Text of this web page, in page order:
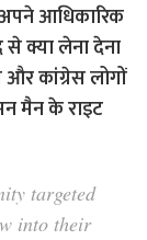
अपने आधिकारिक
से क्या लेना देना
कांग्रेस लोगों
मैन के राइट
targeted
into their